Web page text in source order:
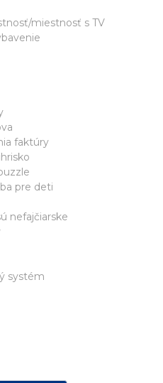
miestnosť s TV
faktúry
pre deti
nefajčiarske
systém